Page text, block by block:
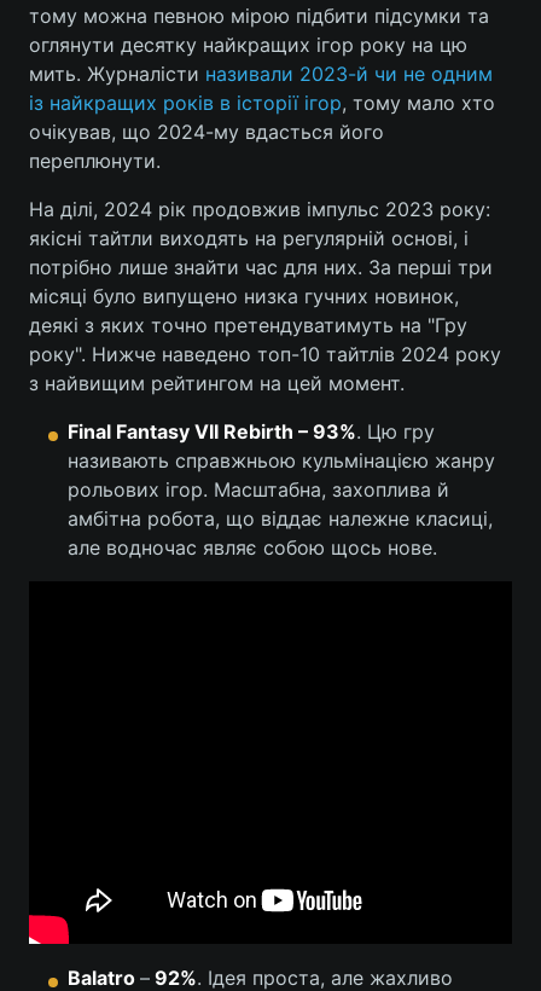
Головна Війна
Україна Політика
Економіка Світ
Спорт Наука
Техно і зв'язок Лайт
Зброя Інциденти
Здоров'я Туризм
Екологія Регіони
Лонгріди
тому можна певною мірою підбити підсумки та
оглянути десятку найкращих ігор року на цю
мить. Журналісти називали 2023-й чи не одним
із найкращих років в історії ігор, тому мало хто
очікував, що 2024-му вдасться його
переплюнути.
На ділі, 2024 рік продовжив імпульс 2023 року:
якісні тайтли виходять на регулярній основі, і
потрібно лише знайти час для них. За перші три
місяці було випущено низка гучних новинок,
деякі з яких точно претендуватимуть на "Гру
року". Нижче наведено топ-10 тайтлів 2024 року
з найвищим рейтингом на цей момент.
Final Fantasy VII Rebirth – 93%. Цю гру
називають справжньою кульмінацією жанру
рольових ігор. Масштабна, захоплива й
амбітна робота, що віддає належне класиці,
але водночас являє собою щось нове.
Balatro – 92%. Ідея проста, але жахливо